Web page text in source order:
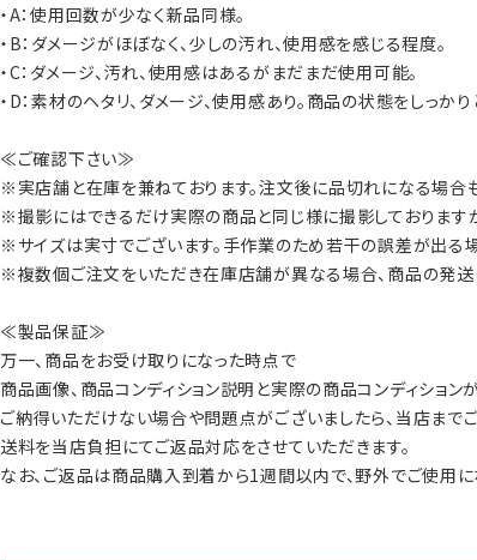
・A：使用回数が少なく新品同様。
・B：ダメージがほぼなく、少しの汚れ、使用感を感じる程度。
・C：ダメージ、汚れ、使用感はあるがまだまだ使用可能。
・D：素材のヘタリ、ダメージ、使用感あり。商品の状態をしっかり
≪ご確認下さい≫
※実店舗と在庫を兼ねております。注文後に品切れになる場合
※撮影にはできるだけ実際の商品と同じ様に撮影しております
※サイズは実寸でございます。手作業のため若干の誤差が出る
※複数個ご注文をいただき在庫店舗が異なる場合、商品の発送
≪製品保証≫
万一、商品をお受け取りになった時点で
商品画像、商品コンディション説明と実際の商品コンディション
ご納得いただけない場合や問題点がございましたら、当店まで
送料を当店負担にてご返品対応をさせていただきます。
なお、ご返品は商品購入到着から1週間以内で、野外でご使用